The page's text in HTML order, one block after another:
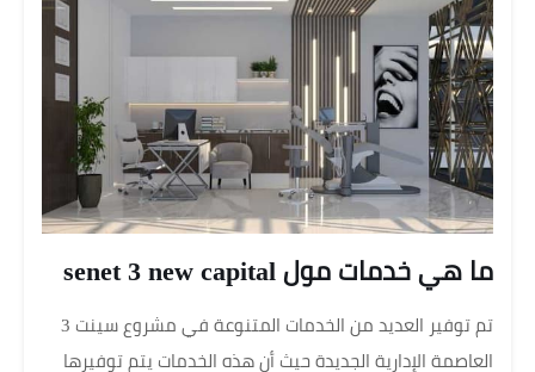
ما هي خدمات مول senet 3 new capital
تم توفير العديد من الخدمات المتنوعة في مشروع سينت 3
العاصمة الإدارية الجديدة حيث أن هذه الخدمات يتم توفيرها